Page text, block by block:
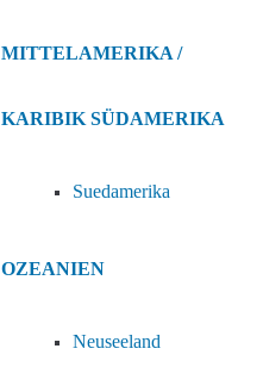
MITTELAMERIKA /
KARIBIK SÜDAMERIKA
Suedamerika
OZEANIEN
Neuseeland